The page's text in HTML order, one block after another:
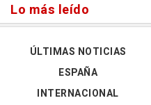
Lo más leído
ÚLTIMAS NOTICIAS
ESPAÑA
INTERNACIONAL